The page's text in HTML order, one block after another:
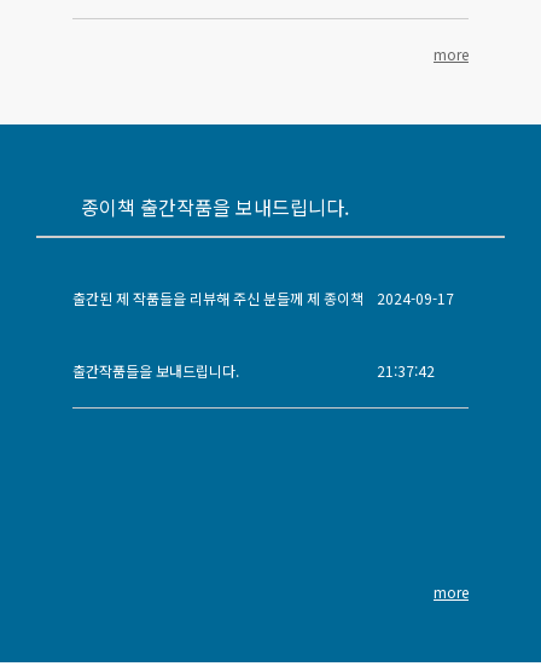
more
종이책 출간작품을 보내드립니다.
출간된 제 작품들을 리뷰해 주신 분들께 제 종이책
출간작품들을 보내드립니다.
2024-09-17
21:37:42
more